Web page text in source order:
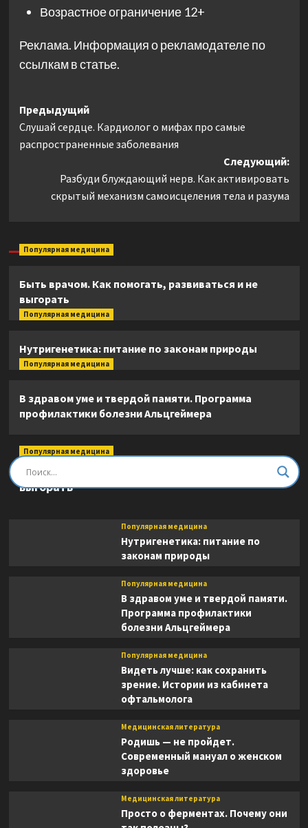
Возрастное ограничение 12+
Реклама. Информация о рекламодателе по
ссылкам в статье.
Навигация
записи
Предыдущий
Слушай сердце. Кардиолог о мифах про самые
распространенные заболевания
Следующий:
Разбуди блуждающий нерв. Как активировать
скрытый механизм самоисцеления тела и разума
Популярная медицина
Быть врачом. Как помогать, развиваться и не
выгорать
Популярная медицина
Нутригенетика: питание по законам природы
Популярная медицина
В здравом уме и твердой памяти. Программа
профилактики болезни Альцгеймера
Популярная медицина
Быть врачом. Как помогать, развиваться и не
выгорать
Популярная медицина
Нутригенетика: питание по
законам природы
Популярная медицина
В здравом уме и твердой памяти.
Программа профилактики
болезни Альцгеймера
Популярная медицина
Видеть лучше: как сохранить
зрение. Истории из кабинета
офтальмолога
Медицинская литература
Родишь — не пройдет.
Современный мануал о женском
здоровье
Медицинская литература
Просто о ферментах. Почему они